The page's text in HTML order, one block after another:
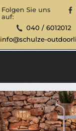
Folgen Sie uns
auf:
040 / 6012012
info@schulze-